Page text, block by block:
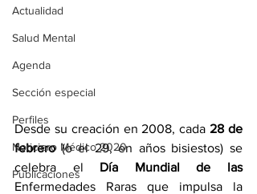
Actualidad
Salud Mental
Agenda
Sección especial
Perfiles
Noticiero Médico 2020
Publicaciones
Desde su creación en 2008, cada 28 de
febrero (o el 29, en años bisiestos) se
celebra el
Día Mundial de las
Enfermedades Raras
que impulsa la